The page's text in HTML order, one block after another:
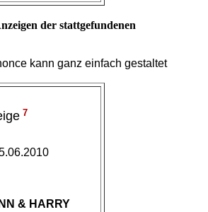
der stattgefundenen
kann ganz einfach gestaltet
7
& HARRY